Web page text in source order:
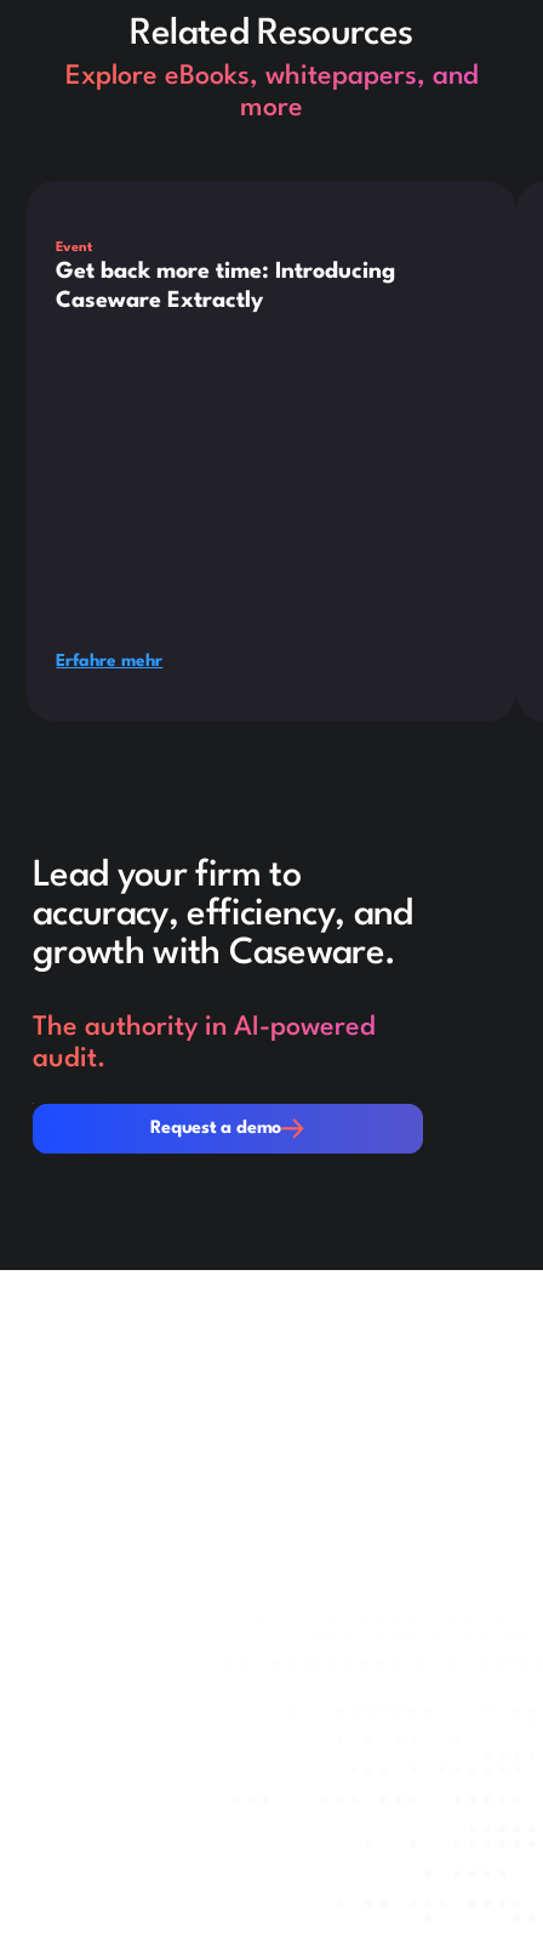
Related Resources
Explore eBooks, whitepapers, and
more
Event
Get back more time: Introducing
Caseware Extractly
Erfahre mehr
Lead your firm to
accuracy, efficiency, and
growth with Caseware.
The authority in AI-powered
audit.
Request a demo
Request a demo